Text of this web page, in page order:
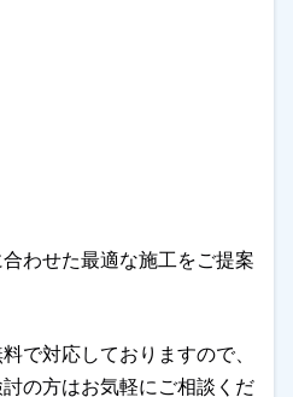
わせた最適な施工をご提案
で対応しておりますので、
の方はお気軽にご相談くだ